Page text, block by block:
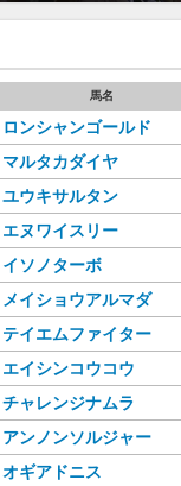
馬名
ロンシャンゴールド
マルタカダイヤ
ユウキサルタン
エヌワイスリー
イソノターボ
メイショウアルマダ
テイエムファイター
エイシンコウコウ
チャレンジナムラ
アンノンソルジャー
オギアドニス